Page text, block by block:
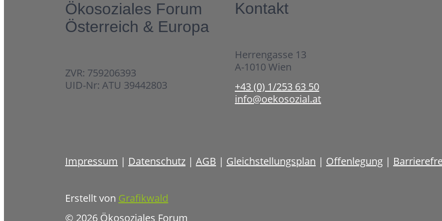
Ökosoziales Forum
Österreich & Europa
ZVR: 759206393
UID-Nr: ATU 39442803
Kontakt
Herrengasse 13
A-1010 Wien
+43 (0) 1/253 63 50
info@oekosozial.at
Impressum | Datenschutz | AGB | Gleichstellungsplan | Offenlegung |
Erstellt von Grafikwald
© 2026 Ökosoziales Forum